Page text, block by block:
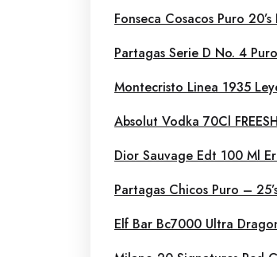
Fonseca Cosacos Puro 20’s
Partagas Serie D No. 4 Puro
Montecristo Linea 1935
Absolut Vodka 70Cl
Dior Sauvage Edt 100 Ml
Partagas Chicos Puro –
Elf Bar Bc7000 Ultra